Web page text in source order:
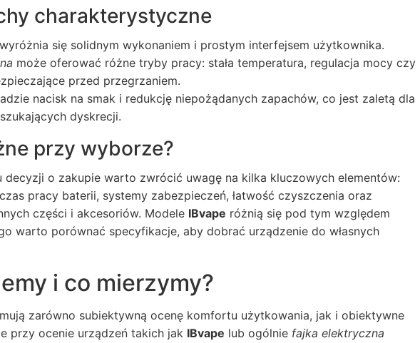
charakterystyczne
się solidnym wykonaniem i prostym interfejsem użytkownika.
może oferować różne tryby pracy: stała temperatura, regulacja mocy czy
przed przegrzaniem.
nacisk na smak i redukcję niepożądanych zapachów, co jest zaletą dla
dyskrecji.
przy wyborze?
decyzji o zakupie warto zwrócić uwagę na kilka kluczowych elementów:
pracy baterii, systemy zabezpieczeń, łatwość czyszczenia oraz
części i akcesoriów. Modele IBvape różnią się pod tym względem
warto porównać specyfikacje, aby dobrać urządzenie do własnych
i co mierzymy?
zarówno subiektywną ocenę komfortu użytkowania, jak i obiektywne
przy ocenie urządzeń takich jak IBvape lub ogólnie fajka elektryczna